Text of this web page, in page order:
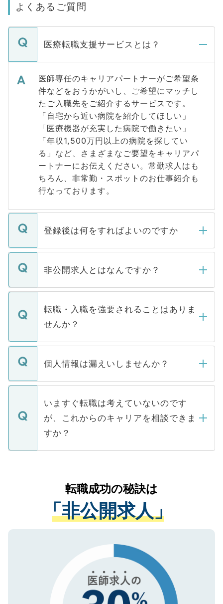
よくあるご質問
医療転職支援サービスとは？
医師専任のキャリアパートナーがご希望条
件などをおうかがいし、ご希望にマッチし
たご入職先をご紹介するサービスです。
「自宅から近い病院を紹介してほしい」
「医療機器が充実した病院で働きたい」
「年収1,500万円以上の病院を探してい
る」など、さまざまなご要望をキャリアパ
ートナーにお伝えください。常勤求人はも
ちろん、非常勤・スポットのお仕事紹介も
行なっております。
登録後は何をすればよいのですか
ご登録いただきましたら、弊社担当者がご
登録内容を確認し、その後メールもしくは
ます。通常、5営業日以内にはご連絡をせて
いただきますので、しばらくお待ちくださ
非公開求人とはなんですか？
マイナビDOCTORで取り扱っている求人の
うち約3割は、Webサイトからご覧いただ
けない「非公開求人」です。非公開求人は
下記の理由によって、一般には公開してい
ません。
■応募殺到を避けるため 人気のある医療機
関を公にしてしまうと、応募が殺到する場
に、医療機関が求める条件に合った人材の
みを人材紹介会社に依頼するケースが増え
ています。
転職・入職を強要されることはありま
せんか？
転職・入職を強要することは一切ありませ
ん。また、仮に応募先から内定をいただい
定を承諾する必要はありません。内定先へ
の辞退の連絡はキャリアパートナーが行い
個人情報は漏えいしませんか？
個人情報が漏えいすることはありませんの
で、ご安心ください。当サイトからの登録
などで収集したご登録者様の個人情報は、
ご本人のキャリアアップおよび転職活動の
支援を目的に使用いたします。お預かりし
ているすべての個人データはご本人の許可
は、個人情報の取り扱いについての厳密な
管理基準を満たした事業者のみに付与され
る、プライバシーマークを取得済みです。
で、機密保持に関してもご安心ください。
いますぐ転職は考えていないのです
が、これからのキャリアを相談できま
すか？
かがいして、現在の医療機関の状況や紹介
経験をまじえながら、適切なアドバイスを
させていただきます。すぐにご転職をされ
ない方には、長期的なサポートが可能です
ので、まずはご登録ください。
転職成功の秘訣は
「非公開求人」